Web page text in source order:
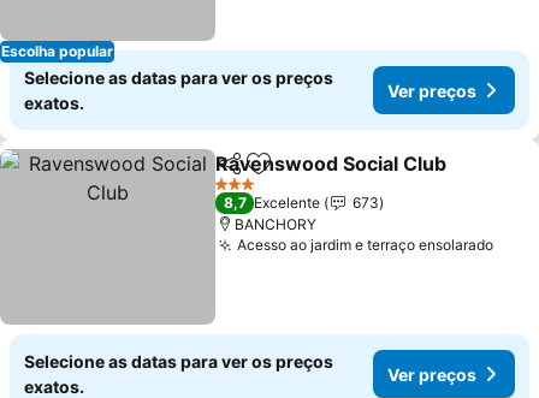
Escolha popular
Selecione as datas para ver os preços
exatos.
Ver preços
PartilharAdicionar aos favoritos
Ravenswood Social Club
3 Estrelas
8,7 Excelente
673
BANCHORY
Acesso ao jardim e terraço ensolarado
Selecione as datas para ver os preços
exatos.
Ver preços